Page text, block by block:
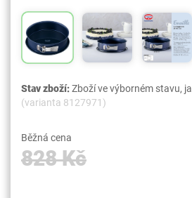
Stav zboží:Zboží ve výborném stavu,
(varianta 8127971)
Běžná cena
828 Kč